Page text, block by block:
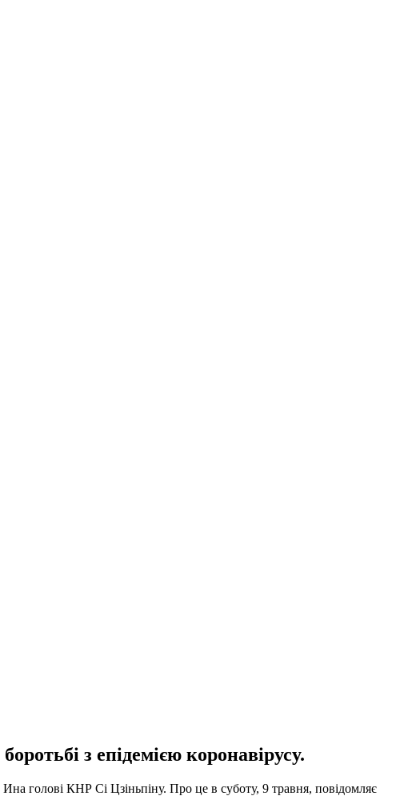
з епідемією коронавірусу.
голові КНР Сі Цзіньпіну. Про це в суботу, 9 травня, повідомляє